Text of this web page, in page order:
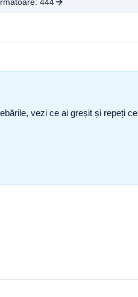
vezi ce ai greșit și repeți